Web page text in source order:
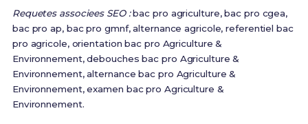
Requetes associees SEO :bac pro agriculture, bac pro cgea,
bac pro ap, bac pro gmnf, alternance agricole, referentiel bac
pro agricole, orientation bac pro Agriculture &
Environnement, debouches bac pro Agriculture &
Environnement, alternance bac pro Agriculture &
Environnement, examen bac pro Agriculture &
Environnement.